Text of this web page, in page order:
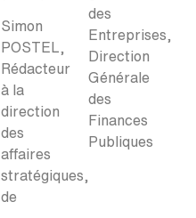
Simon
POSTEL,
Rédacteur
à la
direction
des
affaires
stratégiques,
de
des
Entreprises,
Direction
Générale
des
Finances
Publiques